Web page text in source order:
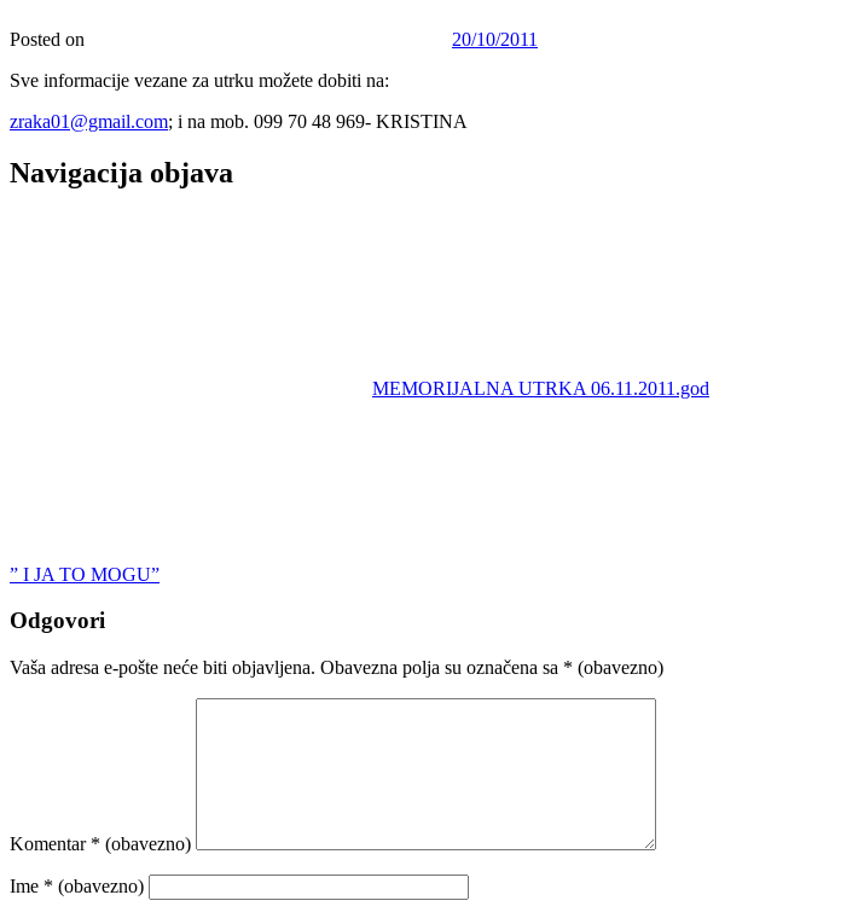
Posted on 20/10/2011
Sve informacije vezane za utrku možete dobiti na:
zraka01@gmail.com; i na mob. 099 70 48 969- KRISTINA
Navigacija objava
MEMORIJALNA UTRKA 06.11.2011.god
” I JA TO MOGU”
Odgovori
Vaša adresa e-pošte neće biti objavljena. Obavezna polja su označena sa * (obavezno)
Komentar * (obavezno)
Ime * (obavezno)